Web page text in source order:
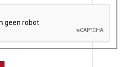
is om te controleren dat u